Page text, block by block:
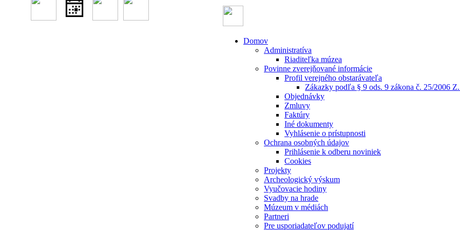
Domov
Administratíva
Riaditeľka múzea
Povinne zverejňované informácie
Profil verejného obstarávateľa
Zákazky podľa § 9 ods. 9 zákona č. 25/2006
Objednávky
Zmluvy
Faktúry
Iné dokumenty
Vyhlásenie o prístupnosti
Ochrana osobných údajov
Prihlásenie k odberu noviniek
Cookies
Projekty
Archeologický výskum
Vyučovacie hodiny
Svadby na hrade
Múzeum v médiách
Partneri
Pre usporiadateľov podujatí